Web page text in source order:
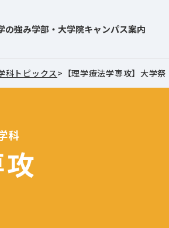
の強み学部・大学院キャンパス案内
科トピックス> 【理学療法学専攻】大学
科